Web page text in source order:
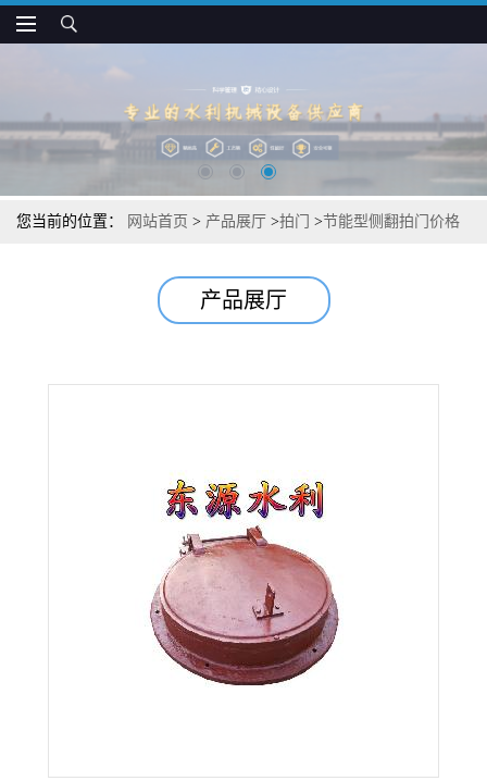
您当前的位置： 网站首页 > 产品展厅 >拍门 >节能型侧翻拍门价格
产品展厅